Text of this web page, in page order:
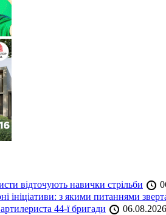
відточують навички стрільби
ініціативи: з якими питаннями
44-ї бригади
06.08.2026